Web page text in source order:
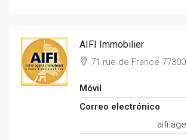
AIFI Immobilier
71 rue de France
Móvil
Correo electrónico